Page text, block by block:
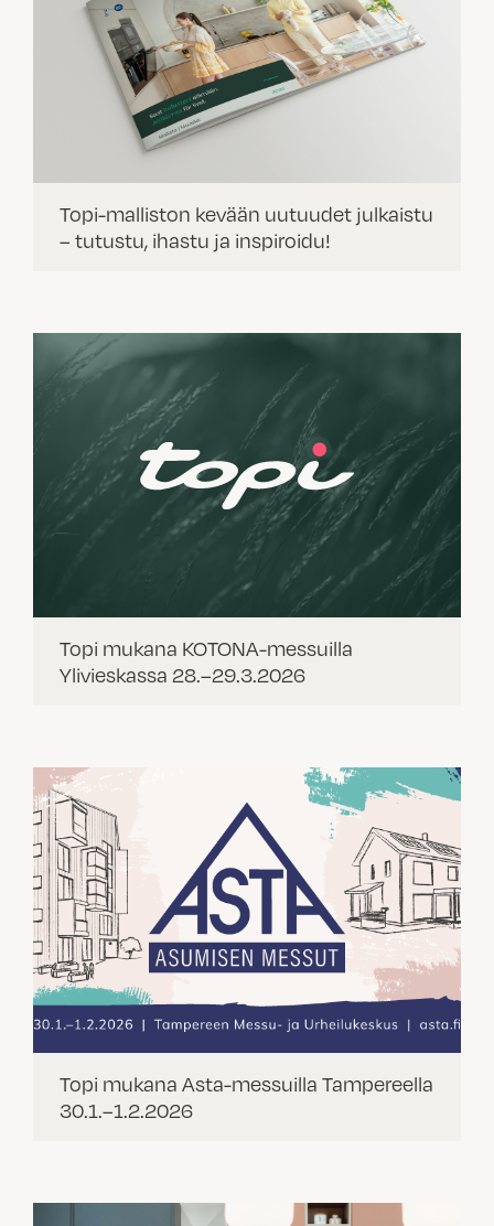
Topi-malliston kevään uutuudet julkaistu
– tutustu, ihastu ja inspiroidu!
Topi mukana KOTONA-messuilla
Ylivieskassa 28.–29.3.2026
Topi mukana Asta-messuilla Tampereella
30.1.–1.2.2026